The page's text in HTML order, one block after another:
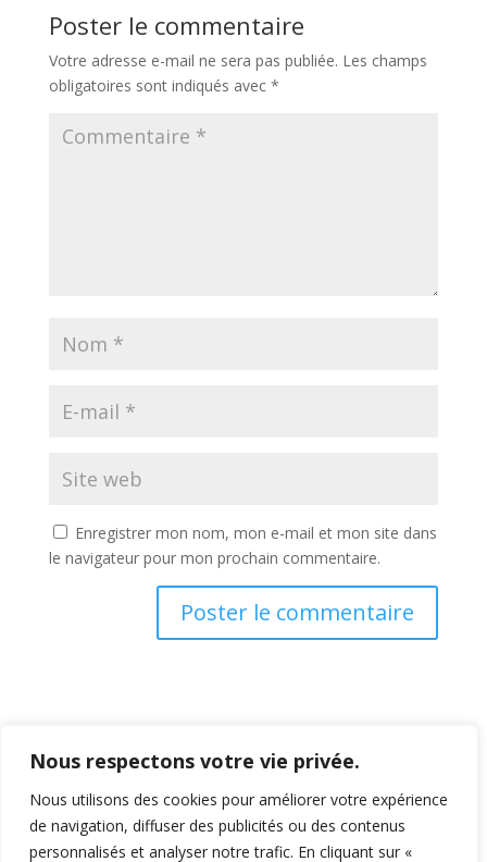
Nous respectons votre vie privée.
Nous utilisons des cookies pour améliorer votre expérience
de navigation, diffuser des publicités ou des contenus
personnalisés et analyser notre trafic. En cliquant sur «
Poster le commentaire
Votre adresse e-mail ne sera pas publiée. Les champs
obligatoires sont indiqués avec *
Enregistrer mon nom, mon e-mail et mon site dans
le navigateur pour mon prochain commentaire.